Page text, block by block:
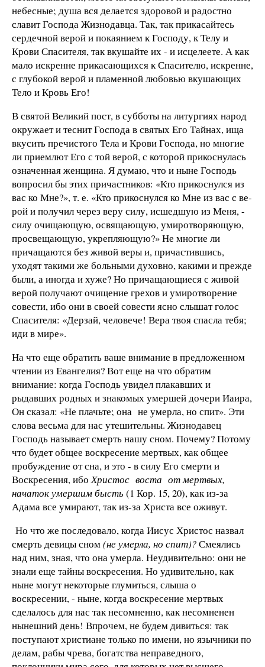
небесные; душа вся делается здоровой и радо­стно
славит Господа Жизнодавца. Так, так прикасайтесь
сер­дечной верой и покаянием к Господу, к Телу и
Крови Спасите­ля, так вкушайте их - и исцелеете. А как
мало искренне при­касающихся к Спасителю, искренне,
с глубокой верой и пла­менной любовью вкушающих
Тело и Кровь Его!
В святой Ве­ликий пост, в субботы на литургиях народ
окружает и теснит Господа в святых Его Тайнах, ища
вкусить пречистого Тела и Крови Господа, но многие
ли приемлют Его с той верой, с ко­торой прикоснулась
означенная женщина. Я думаю, что и ны­не Господь
вопросил бы этих причастников: «Кто прикоснул­ся из
вас ко Мне?», т. е. «Кто прикоснулся ко Мне из вас с ве­
рой и получил через веру силу, исшедшую из Меня, -
силу очищающую, освящающую, умиротворяющую,
просвещаю­щую, укрепляющую?» Не многие ли
причащаются без живой веры и, причастившись,
уходят такими же больными духовно, какими и прежде
были, а иногда и хуже? Но причащающиеся с живой
верой получают очищение грехов и умиротворение
совести, ибо они в своей совести ясно слышат голос
Спасите­ля: «Дерзай, человече! Вера твоя спасла тебя;
иди в мире».
На что еще обратить ваше внимание в предложенном
чте­нии из Евангелия? Вот еще на что обратим
внимание: когда Господь увидел плакавших и
рыдавших родных и знакомых умершей дочери Иаира,
Он сказал: «Не плачьте; она не умер­ла, но спит». Эти
слова весьма для нас утешительны. Жизнодавец
Господь называет смерть нашу сном. Почему? Потому
что будет общее воскресение мертвых, как общее
пробужде­ние от сна, и это - в силу Его смерти и
Воскресения, ибоХри­стос воста от мертвых,
начаток умершим бысть(1 Кор. 15, 20), как из-за
Адама все умирают, так из-за Христа все ожи­вут.
Но что же последовало, когда Иисус Христос назвал
смерть девицы сном(не умерла, но спит)?Смеялись
над ним, зная, что она умерла. Неудивительно: они не
знали еще тайны воскресения. Но удивительно, как
ныне могут некоторые глу­миться, слыша о
воскресении, - ныне, когда воскресение мертвых
сделалось для нас так несомненно, как несомненен
нынешний день! Впрочем, не будем дивиться: так
поступают христиане только по имени, но язычники по
делам, рабы чре­ва, богатства неправедного,